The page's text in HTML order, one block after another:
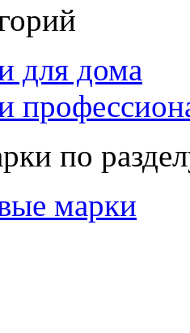
для дома
по
марки